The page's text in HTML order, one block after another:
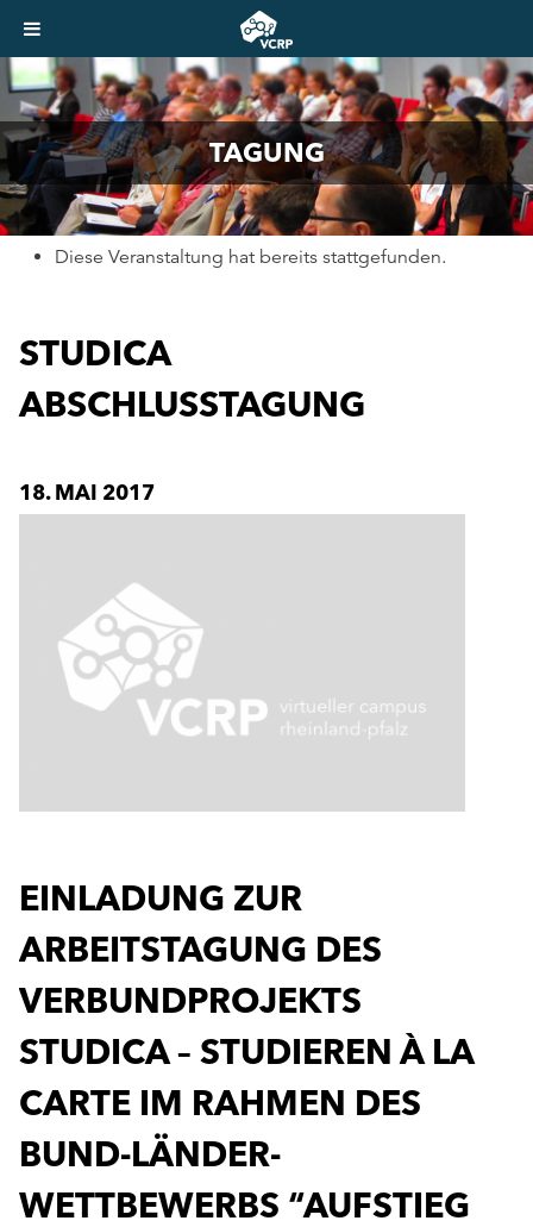
TAGUNG
Diese Veranstaltung hat bereits stattgefunden.
STUDICA
ABSCHLUSSTAGUNG
18. MAI 2017
EINLADUNG ZUR
ARBEITSTAGUNG DES
VERBUNDPROJEKTS
STUDICA – STUDIEREN À LA
CARTE IM RAHMEN DES
BUND-LÄNDER-
WETTBEWERBS “AUFSTIEG